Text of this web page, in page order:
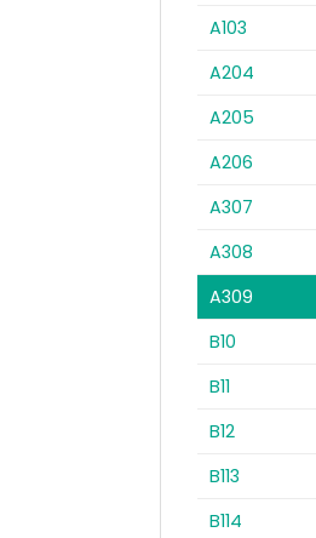
A103
A204
A205
A206
A307
A308
A309
B10
B11
B12
B113
B114